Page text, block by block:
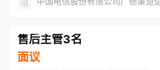
售后主管3名
面议